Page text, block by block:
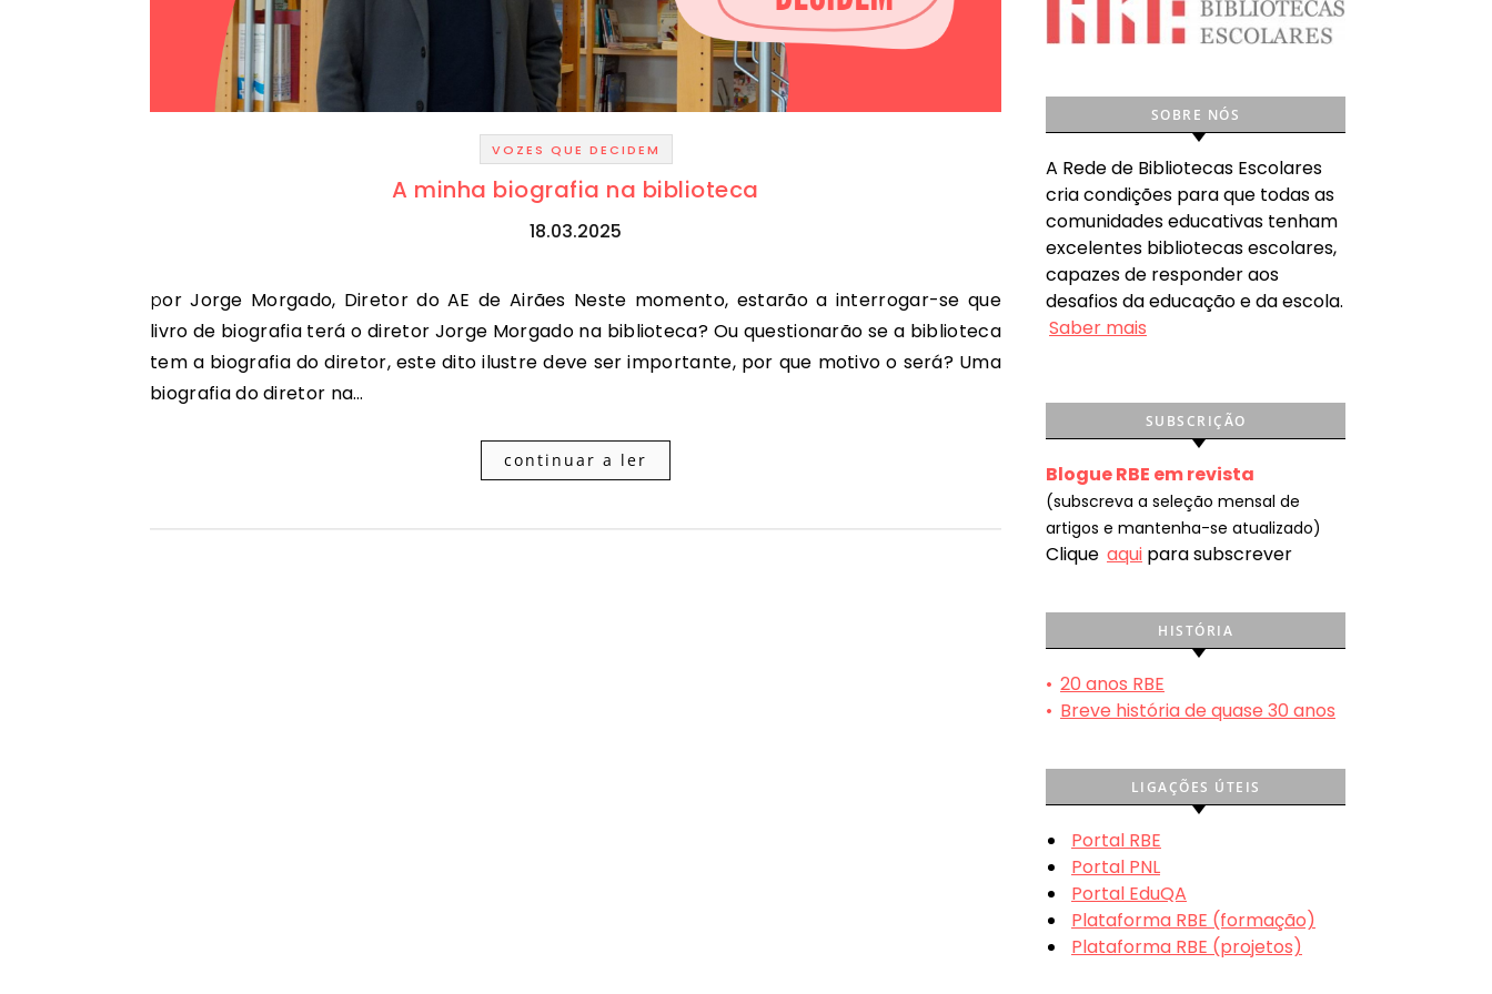
VOZES QUE DECIDEM
A minha biografia na biblioteca
18.03.2025
por Jorge Morgado, Diretor do AE de Airães Neste momento, estarão a interrogar-se que
livro de biografia terá o diretor Jorge Morgado na biblioteca? Ou questionarão se a biblioteca
tem a biografia do diretor, este dito ilustre deve ser importante, por que motivo o será? Uma
biografia do diretor na…
continuar a ler
SOBRE NÓS
A Rede de Bibliotecas Escolares
cria condições para que todas as
comunidades educativas tenham
excelentes bibliotecas escolares,
capazes de responder aos
desafios da educação e da escola.
Saber mais
SUBSCRIÇÃO
Blogue RBE em revista
(subscreva a seleção mensal de
artigos e mantenha-se atualizado)
Clique aqui para subscrever
HISTÓRIA
• 20 anos RBE
• Breve história de quase 30 anos
LIGAÇÕES ÚTEIS
Portal RBE
Portal PNL
Portal EduQA
Plataforma RBE (formação)
Plataforma RBE (projetos)